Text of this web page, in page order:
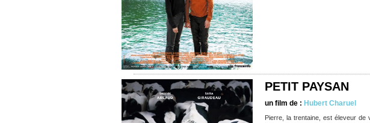
PETIT PAYSAN
un film de : Hubert Charuel
Pierre, la trentaine, est éleveur